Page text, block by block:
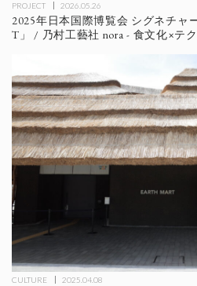
PROJECT 2026.05.26
2025年日本国際博覧会 シグネチャ
T」 / 乃村工藝社 nora - 食文化×テ
CULTURE 2025.04.08